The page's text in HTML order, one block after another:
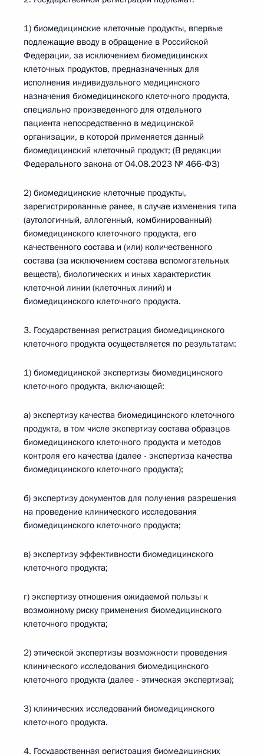
1) биомедицинские клеточные продукты, впервые
подлежащие вводу в обращение в Российской
Федерации, за исключением биомедицинских
клеточных продуктов, предназначенных для
исполнения индивидуального медицинского
назначения биомедицинского клеточного продукта,
специально произведенного для отдельного
пациента непосредственно в медицинской
организации, в которой применяется данный
биомедицинский клеточный продукт; (В редакции
Федерального закона от 04.08.2023 № 466-ФЗ)
2) биомедицинские клеточные продукты,
зарегистрированные ранее, в случае изменения типа
(аутологичный, аллогенный, комбинированный)
биомедицинского клеточного продукта, его
качественного состава и (или) количественного
состава (за исключением состава вспомогательных
веществ), биологических и иных характеристик
клеточной линии (клеточных линий) и
биомедицинского клеточного продукта.
3. Государственная регистрация биомедицинского
клеточного продукта осуществляется по результатам:
1) биомедицинской экспертизы биомедицинского
клеточного продукта, включающей:
а) экспертизу качества биомедицинского клеточного
продукта, в том числе экспертизу состава образцов
биомедицинского клеточного продукта и методов
контроля его качества (далее - экспертиза качества
биомедицинского клеточного продукта);
б) экспертизу документов для получения разрешения
на проведение клинического исследования
биомедицинского клеточного продукта;
в) экспертизу эффективности биомедицинского
клеточного продукта;
г) экспертизу отношения ожидаемой пользы к
возможному риску применения биомедицинского
клеточного продукта;
2) этической экспертизы возможности проведения
клинического исследования биомедицинского
клеточного продукта (далее - этическая экспертиза);
3) клинических исследований биомедицинского
клеточного продукта.
4. Государственная регистрация биомедицинских